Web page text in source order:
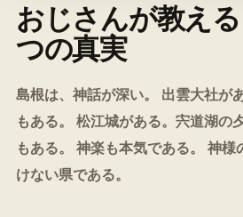
おじさんが教え
つの真実
島根は、神話が深い。 出雲大社が
もある。 松江城がある。宍道湖の
もある。 神楽も本気である。 神
けない県である。